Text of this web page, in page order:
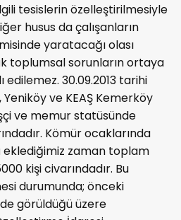
tesislerin özelleştirilmesiyle
husus da çalışanların
yaratacağı olası
toplumsal sorunların ortaya
edilemez. 30.09.2013 tarihi
ve KEAŞ Kemerköy
ve memur statüsünde
Kömür ocaklarında
eklediğimiz zaman toplam
kişi civarındadır. Bu
durumunda; önceki
görüldüğü üzere